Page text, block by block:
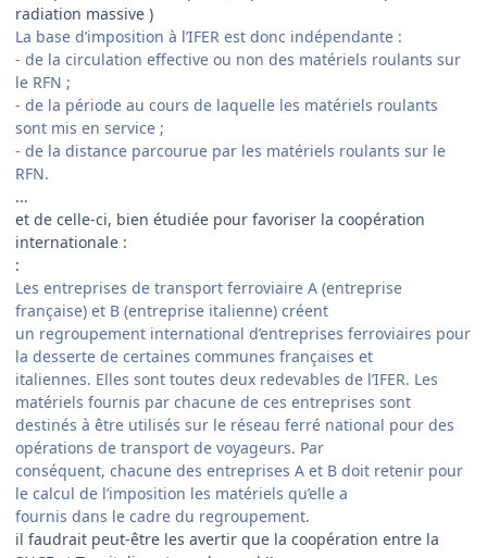
radiation massive )
La base d’imposition à l’IFER est donc indépendante :
- de la circulation effective ou non des matériels roulants sur
le RFN ;
- de la période au cours de laquelle les matériels roulants
sont mis en service ;
- de la distance parcourue par les matériels roulants sur le
RFN.
...
et de celle-ci, bien étudiée pour favoriser la coopération
internationale :
:
Les entreprises de transport ferroviaire A (entreprise
française) et B (entreprise italienne) créent
un regroupement international d’entreprises ferroviaires pour
la desserte de certaines communes françaises et
italiennes. Elles sont toutes deux redevables de l’IFER. Les
matériels fournis par chacune de ces entreprises sont
destinés à être utilisés sur le réseau ferré national pour des
opérations de transport de voyageurs. Par
conséquent, chacune des entreprises A et B doit retenir pour
le calcul de l’imposition les matériels qu’elle a
fournis dans le cadre du regroupement.
il faudrait peut-être les avertir que la coopération entre la